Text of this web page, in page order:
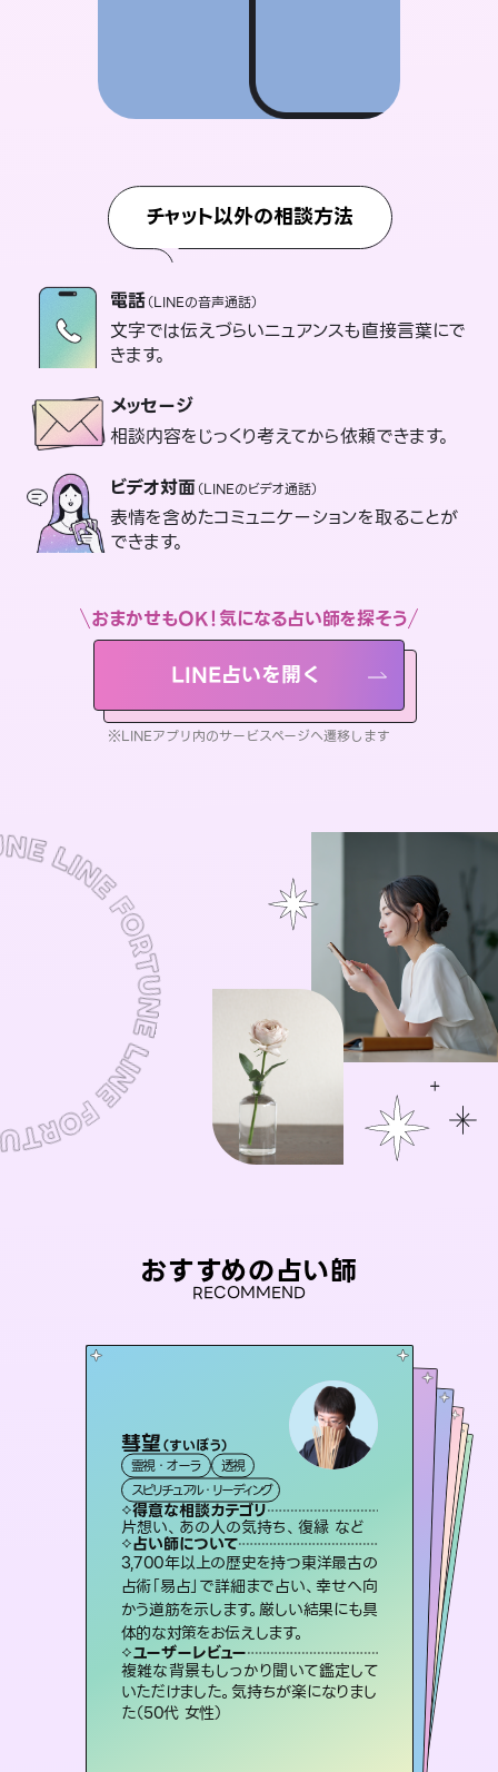
チャット以外の相談方法
電話（LINEの音声通話）
文字では伝えづらいニュアンスも直接言葉にで
きます。
メッセージ
相談内容をじっくり考えてから依頼できます。
ビデオ対面（LINEのビデオ通話）
表情を含めたコミュニケーションを取ることが
できます。
おまかせもOK！気になる占い師を探そう
LINE占いを開く
※LINEアプリ内のサービスページへ遷移します
おすすめの占い師
RECOMMEND
彗望（すいぼう）
霊視・オーラ
透視
スピリチュアル・リーディング
得意な相談カテゴリ
片想い、あの人の気持ち、復縁 など
占い師について
3,700年以上の歴史を持つ東洋最古の
占術「易占」で詳細まで占い、幸せへ向
かう道筋を示します。厳しい結果にも具
体的な対策をお伝えします。
ユーザーレビュー
複雑な背景もしっかり聞いて鑑定して
いただけました。気持ちが楽になりまし
た（50代 女性）
アイリス -iris-
西洋占星術 タロット
ルーン
得意な相談カテゴリ
恋愛総合、片想い、二人の未来 など
占い師について
復縁、恋愛、不倫の行方、同性愛や片
思い、仕事関係や借金問題まで知りた
いことや心の負担になっていることを
紐解き、背中をそっと押して導きます。
ユーザーレビュー
安心感のあり、言い切ってくれる所や濁
さない鑑定のおかげで、毎回自分の気
持ちを整えられます（30代 男性）
未来視師＊花
霊視・オーラ
スピリチュアル・リーディング
得意な相談カテゴリ
出逢い、片想い、復縁 など
占い師について
未来には何パターンもの選択肢があり
ます。不安で視えにくくなっているあな
たの素敵な未来を見つけ、その未来を
選択できるようアドバイスします。
ユーザーレビュー
職場の人の性質や人間関係、本心など
本当によく視えていてびっくり。対策が
打てて前向きになれます（40代）
桃源珠羽 とうげんみう
霊視・オーラ
スピリチュアル・リーディング
得意な相談カテゴリ
片想い、あの人の気持ち、復縁 など
占い師について
恋愛のお悩みの中でも特に「曖昧な関係」の相談を得意としており、友達以上恋人未満なお相手との今後や本音を丁寧に読み解き恋愛成就へと導きます。
ユーザーレビュー
鑑定していただいてアドバイス通りに行
動すると仲が復活してきました。ありが
とうございました（40代 女性）
おう 霊感オラクル
霊視・オーラ
オラクルカード
得意な相談カテゴリ
恋愛総合、あの人の気持ち など
占い師について
霊視×オラクルカードを使って「今」と
「未来」そして「気になるあの人の気持
ち」まで丁寧に読み解き、恋や人生のヒ
ントを優しく引き出します。
ユーザーレビュー
不安な気持ちが嘘みたいに晴れまし
た…！よく視えていらっしゃるんだなと
感じました（40代 女性）
セラピスト理恵
霊視・オーラ タロット
スピリチュアル・リーディング
得意な相談カテゴリ
片想い、二人の未来、年の差 など
占い師について
連絡再開、復縁、成就などの報告実績
多数。セラピストとして2万超の施術経
験があるからこそできる鑑定で、より良
い未来をサポートします。
ユーザーレビュー
とても心温まる鑑定でした。しかもこち
らは何も言っていないのに視えていらっ
しゃるんだなと驚きです（30代女性）